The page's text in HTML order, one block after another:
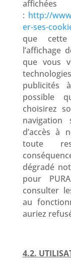
affichées
: http://
er-ses-
que cette
l’affichage
que vous
publicités
possible
choisirez
d’accès à
toute
dégradé
pour
consulter
au
auriez
4.2.